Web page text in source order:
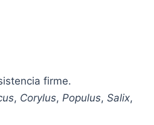
firme.
, Corylus, Populus, Salix,